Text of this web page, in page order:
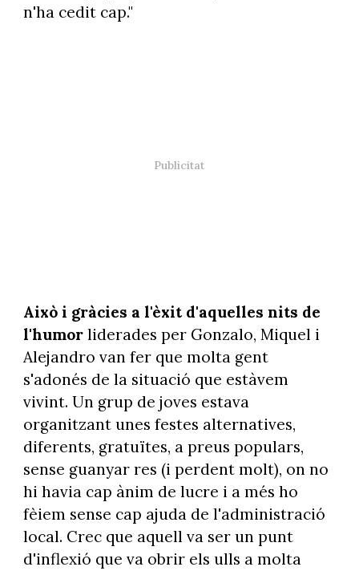
n'ha cedit cap."
Això i gràcies a l'èxit d'aquelles nits de
l'humorliderades per Gonzalo, Miquel i
Alejandro van fer que molta gent
s'adonés de la situació que estàvem
vivint. Un grup de joves estava
organitzant unes festes alternatives,
diferents, gratuïtes, a preus populars,
sense guanyar res (i perdent molt), on no
hi havia cap ànim de lucre i a més ho
fèiem sense cap ajuda de l'administració
local. Crec que aquell va ser un punt
d'inflexió que va obrir els ulls a molta